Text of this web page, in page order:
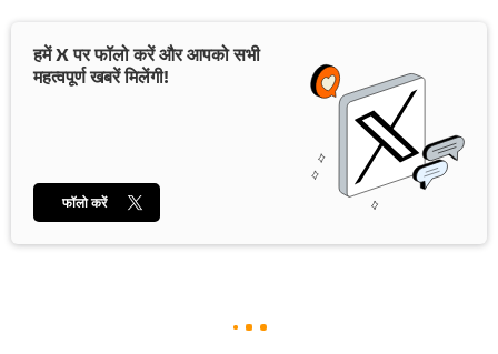
हमें X पर फॉलो करें और आपको सभी
महत्वपूर्ण खबरें मिलेंगी!
फॉलो करें